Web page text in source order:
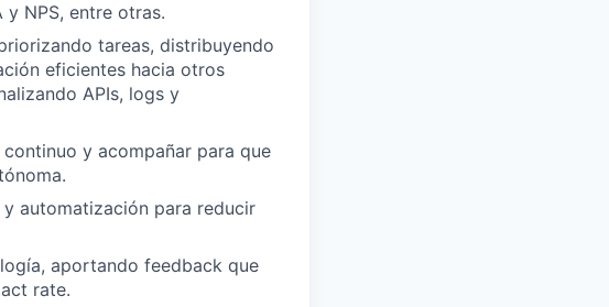
NPS, entre otras.
tareas, distribuyendo
eficientes hacia otros
APIs, logs y
y acompañar para que
automatización para reducir
aportando feedback que
rate.